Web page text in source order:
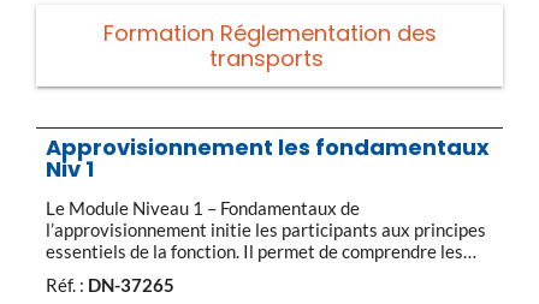
Formation Réglementation des
transports
Approvisionnement les fondamentaux
Niv 1
Le Module Niveau 1 – Fondamentaux de
l’approvisionnement initie les participants aux principes
essentiels de la fonction. Il permet de comprendre les
de gestion des stocks et des flux. 1. Cadre et fonction
Réf. : DN-37265